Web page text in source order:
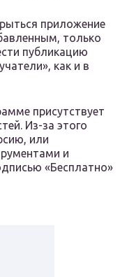
приложение
только
публикацию
как и в
присутствует
Из-за этого
или
и
«Бесплатно»